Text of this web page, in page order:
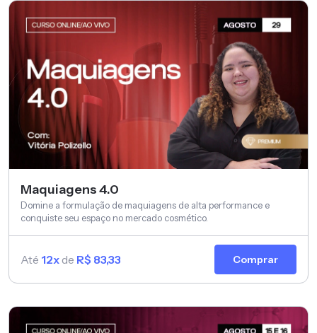
Maquiagens 4.0
Domine a formulação de maquiagens de alta performance e
conquiste seu espaço no mercado cosmético.
Até 12x de R$ 83,33 Comprar